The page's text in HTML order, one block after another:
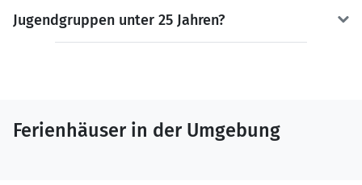
Jugendgruppen unter 25 Jahren?
Ferienhäuser in der Umgebung